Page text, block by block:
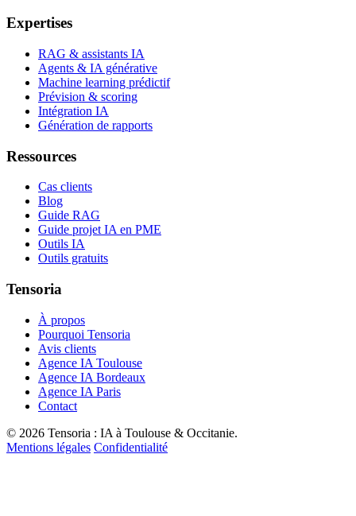
Expertises
RAG & assistants IA
Agents & IA générative
Machine learning prédictif
Prévision & scoring
Intégration IA
Génération de rapports
Ressources
Cas clients
Blog
Guide RAG
Guide projet IA en PME
Outils IA
Outils gratuits
Tensoria
À propos
Pourquoi Tensoria
Avis clients
Agence IA Toulouse
Agence IA Bordeaux
Agence IA Paris
Contact
© 2026 Tensoria : IA à Toulouse & Occitanie.
Mentions légales Confidentialité